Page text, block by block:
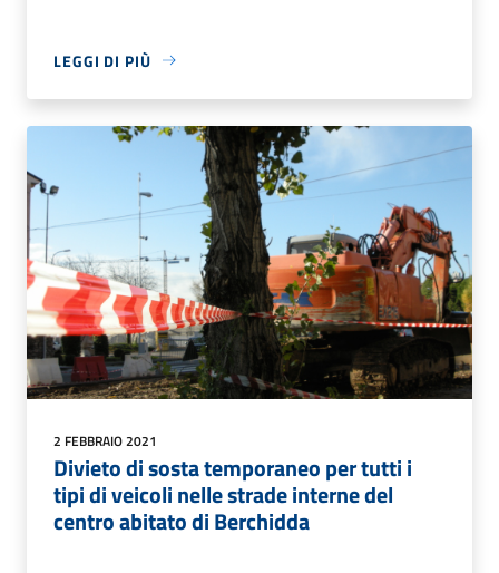
LEGGI DI PIÙ
2 FEBBRAIO 2021
Divieto di sosta temporaneo per tutti i
tipi di veicoli nelle strade interne del
centro abitato di Berchidda